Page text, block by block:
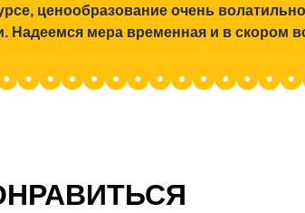
ценообразование очень
мера временная и в скором